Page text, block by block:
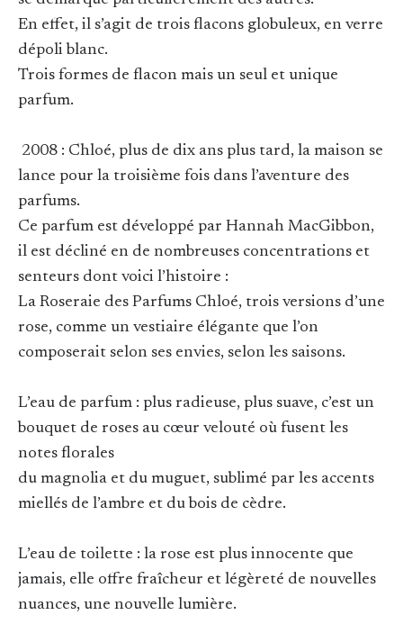
En effet, il s’agit de trois flacons globuleux, en verre
dépoli blanc.
Trois formes de flacon mais un seul et unique
parfum.
2008 : Chloé, plus de dix ans plus tard, la maison se
lance pour la troisième fois dans l’aventure des
parfums.
Ce parfum est développé par Hannah MacGibbon,
il est décliné en de nombreuses concentrations et
senteurs dont voici l’histoire :
La Roseraie des Parfums Chloé, trois versions d’une
rose, comme un vestiaire élégante que l’on
composerait selon ses envies, selon les saisons.
L’eau de parfum : plus radieuse, plus suave, c’est un
bouquet de roses au cœur velouté où fusent les
notes florales
du magnolia et du muguet, sublimé par les accents
miellés de l’ambre et du bois de cèdre.
L’eau de toilette : la rose est plus innocente que
jamais, elle offre fraîcheur et légèreté de nouvelles
nuances, une nouvelle lumière.